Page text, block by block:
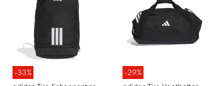
-33%
-29%